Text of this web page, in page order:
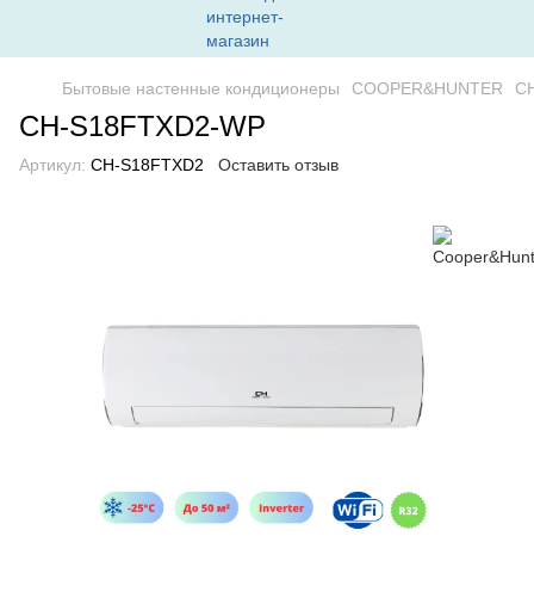
Бытовые настенные кондиционеры COOPER&HUNTER
CH-S18FTXD2-WP
Артикул: CH-S18FTXD2 Оставить отзыв